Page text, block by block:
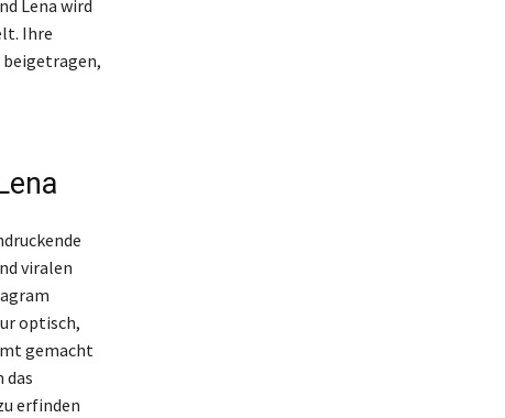
Lena wird
Ihre
beigetragen,
viralen
optisch,
gemacht
das
erfinden